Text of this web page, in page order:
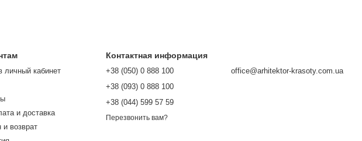
личный кабинет
и доставка
возврат
Контактная информация
+38 (050) 0 888 100
+38 (093) 0 888 100
+38 (044) 599 57 59
Перезвонить вам?
office@arhitektor-krasoty.com.ua